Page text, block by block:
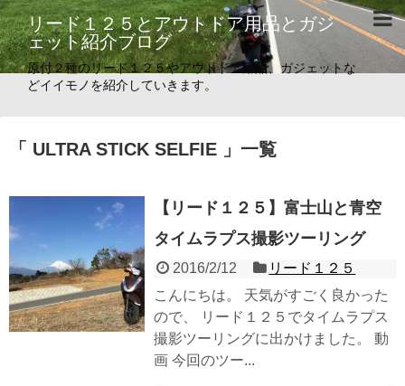
リード１２５とアウトドア用品とガジ
ェット紹介ブログ
原付２種のリード１２５やアウトドア用品、ガジェットな
どイイモノを紹介していきます。
「 ULTRA STICK SELFIE 」一覧
【リード１２５】富士山と青空
タイムラプス撮影ツーリング
2016/2/12
リード１２５
こんにちは。 天気がすごく良かった
ので、 リード１２５でタイムラプス
撮影ツーリングに出かけました。 動
画 今回のツー...